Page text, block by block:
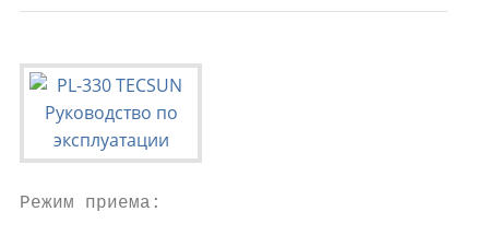
Режим приема: